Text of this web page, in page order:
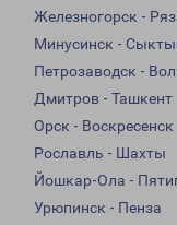
Железногорск -
Минусинск -
Петрозаводск -
Дмитров - Ташкент
Орск - Воскресенск
Рославль - Шахты
Йошкар-Ола -
Урюпинск - Пенза